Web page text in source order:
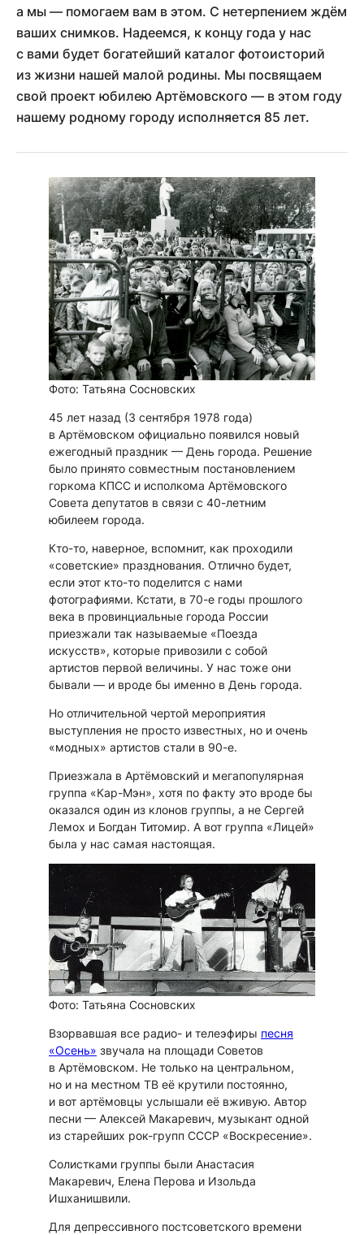
а мы — помогаем вам в этом. С нетерпением ждём
ваших снимков. Надеемся, к концу года у нас
с вами будет богатейший каталог фотоисторий
из жизни нашей малой родины. Мы посвящаем
свой проект юбилею Артёмовского — в этом году
нашему родному городу исполняется 85 лет.
Фото: Татьяна Сосновских
45 лет назад (3 сентября 1978 года)
в Артёмовском официально появился новый
ежегодный праздник — День города. Решение
было принято совместным постановлением
горкома КПСС и исполкома Артёмовского
Совета депутатов в связи с 40-летним
юбилеем города.
Кто-то, наверное, вспомнит, как проходили
«советские» празднования. Отлично будет,
если этот кто-то поделится с нами
фотографиями. Кстати, в 70-е годы прошлого
века в провинциальные города России
приезжали так называемые «Поезда
искусств», которые привозили с собой
артистов первой величины. У нас тоже они
бывали — и вроде бы именно в День города.
Но отличительной чертой мероприятия
выступления не просто известных, но и очень
«модных» артистов стали в 90-е.
Приезжала в Артёмовский и мегапопулярная
группа «Кар-Мэн», хотя по факту это вроде бы
оказался один из клонов группы, а не Сергей
Лемох и Богдан Титомир. А вот группа «Лицей»
была у нас самая настоящая.
Фото: Татьяна Сосновских
Взорвавшая все радио- и телеэфиры песня
«Осень» звучала на площади Советов
в Артёмовском. Не только на центральном,
но и на местном ТВ её крутили постоянно,
и вот артёмовцы услышали её вживую. Автор
песни — Алексей Макаревич, музыкант одной
из старейших рок-групп СССР «Воскресение».
Солистками группы были Анастасия
Макаревич, Елена Перова и Изольда
Ишханишвили.
Для депрессивного постсоветского времени